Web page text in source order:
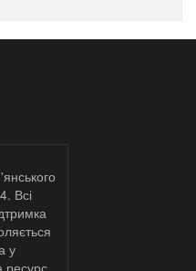
Всі
у
ресурс